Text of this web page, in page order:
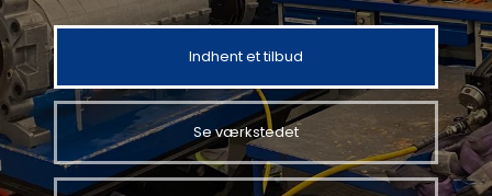
Indhent et tilbud
Se værkstedet